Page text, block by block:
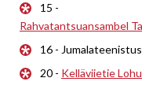
15 -
Rahvatantsuansambel
16 -
20 - Kelläviietie